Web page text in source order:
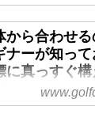
とって、スウィ
問は尽きない。
ルフスクール「
店」専属のJJ
グ上達のため
から合わせ
ナーが知って
に真っすぐ
手順 - みんな
スト